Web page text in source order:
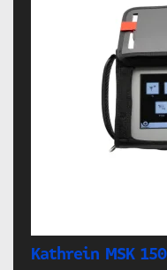
Kathrein MSK 150